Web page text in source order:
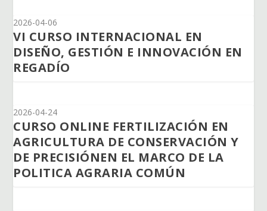
2026-04-06
VI CURSO INTERNACIONAL EN
DISEÑO, GESTIÓN E INNOVACIÓN EN
REGADÍO
2026-04-24
CURSO ONLINE FERTILIZACIÓN EN
AGRICULTURA DE CONSERVACIÓN Y
DE PRECISIÓNEN EL MARCO DE LA
POLITICA AGRARIA COMÚN